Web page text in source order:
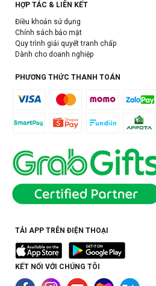
HỢP TÁC & LIÊN KẾT
Điều khoản sử dụng
Chính sách bảo mật
Quy trình giải quyết tranh chấp
Dành cho doanh nghiệp
PHƯƠNG THỨC THANH TOÁN
TẢI APP TRÊN ĐIỆN THOẠI
KẾT NỐI VỚI CHÚNG TÔI